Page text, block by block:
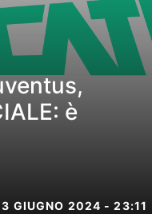
è
GIUGNO 2024 - 23:11